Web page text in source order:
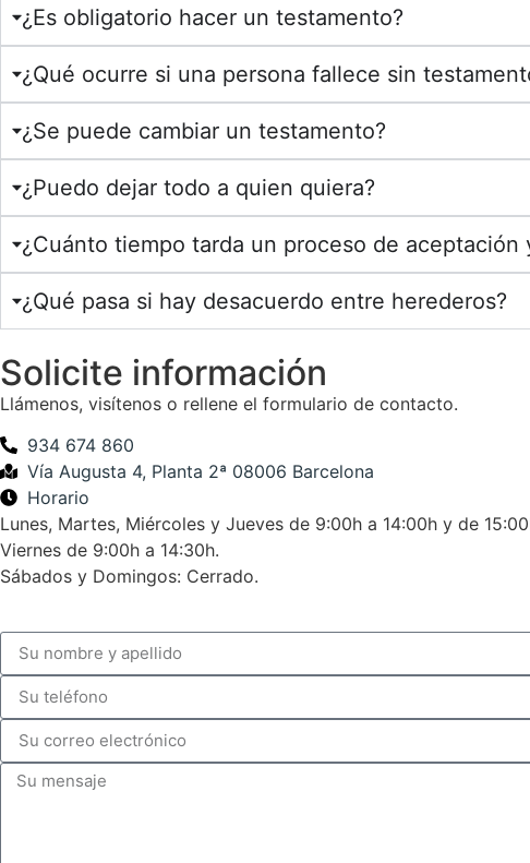
¿Es obligatorio hacer un testamento?
¿Qué ocurre si una persona fallece sin
¿Se puede cambiar un testamento?
¿Puedo dejar todo a quien quiera?
¿Cuánto tiempo tarda un proceso de
¿Qué pasa si hay desacuerdo entre herederos?
Solicite información
Llámenos, visítenos o rellene el formulario de contacto.
934 674 860
Vía Augusta 4, Planta 2ª 08006 Barcelona
Horario
Lunes, Martes, Miércoles y Jueves de 9:00h a 14:00h y de
Viernes de 9:00h a 14:30h.
Sábados y Domingos: Cerrado.